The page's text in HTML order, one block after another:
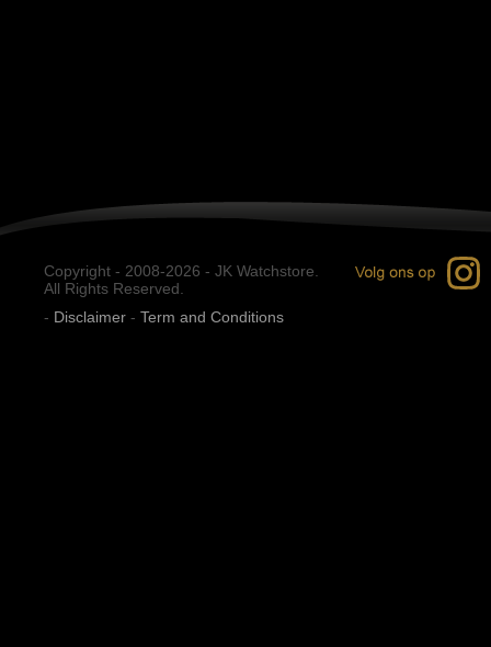
Copyright - 2008-2026 - JK Watchstore.
All Rights Reserved.
- Disclaimer - Term and Conditions